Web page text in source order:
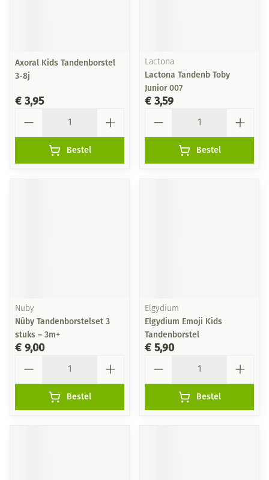
Axoral Kids Tandenborstel
3-8j
€ 3,95
Bestel
Lactona
Lactona Tandenb Toby
Junior 007
€ 3,59
Bestel
Nuby
Nûby Tandenborstelset 3
stuks – 3m+
€ 9,00
Bestel
Elgydium
Elgydium Emoji Kids
Tandenborstel
€ 5,90
Bestel